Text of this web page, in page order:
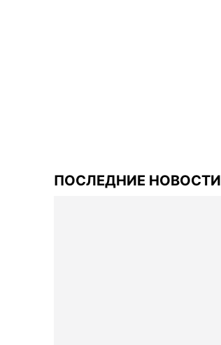
ПОСЛЕДНИЕ НОВОСТИ